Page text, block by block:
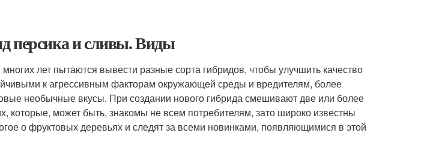
персика и сливы. Виды
лет пытаются вывести разные сорта гибридов, чтобы улучшить качество
к агрессивным факторам окружающей среды и вредителям, более
необычные вкусы. При создании нового гибрида смешивают две или более
которые, может быть, знакомы не всем потребителям, зато широко известны
о фруктовых деревьях и следят за всеми новинками, появляющимися в этой